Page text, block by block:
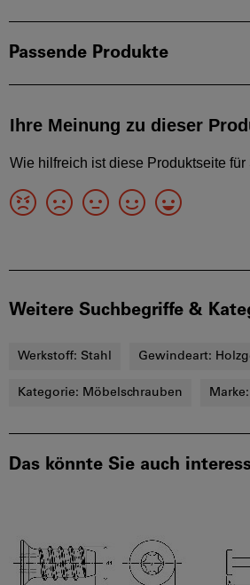
Passende Produkte
Weitere Suchbegriffe &
Werkstoff: Stahl Gewindeart:
Kategorie: Möbelschrauben Marke:
Das könnte Sie auch